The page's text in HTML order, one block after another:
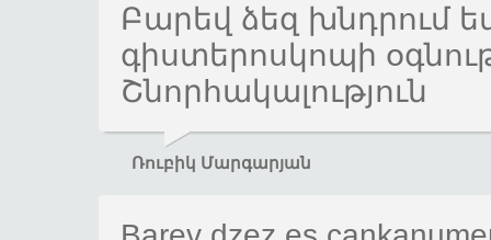
Բարեվ ձեզ խնդրում
գիստերոսկոպի
Շնորհակալություն
Ռուբիկ Մարգարյան